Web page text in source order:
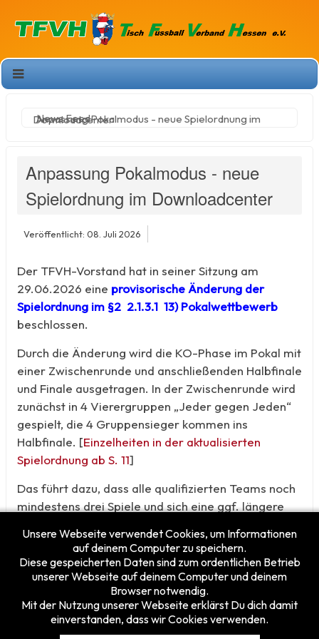
News Feed
Anpassung Pokalmodus - neue Spielordnung im Downloadcenter
Anpassung Pokalmodus - neue
Spielordnung im Downloadcenter
Veröffentlicht: 08. Juli 2026
Der TFVH-Vorstand hat in seiner Sitzung am
29.06.2026 eine provisorische Änderung der
Spielordnung im §2 2.1.3.1 13) Pokalwettbewerb
beschlossen.
Durch die Änderung wird die KO-Phase im Pokal mit
einer Zwischenrunde und anschließenden Halbfinale
und Finale ausgetragen. In der Zwischenrunde wird
zunächst in 4 Vierergruppen „Jeder gegen Jeden“
gespielt, die 4 Gruppensieger kommen ins
Halbfinale. [Einzelheiten in der aktualisierten
Spielordnung ab S. 11]
Das führt dazu, dass alle qualifizierten Teams noch
mindestens drei Spiele und sich eine ggf. längere
Besucherzähler
Unsere Webseite verwendet Cookies, um Informationen
auf deinem Computer zu speichern.
Diese gespeicherten Daten sind zum ordentlichen Betrieb
unserer Webseite auf deinem Computer und deinem
Browser notwendig.
Mit der Nutzung unserer Webseite erklärst Du dich damit
einverstanden, dass wir Cookies verwenden.